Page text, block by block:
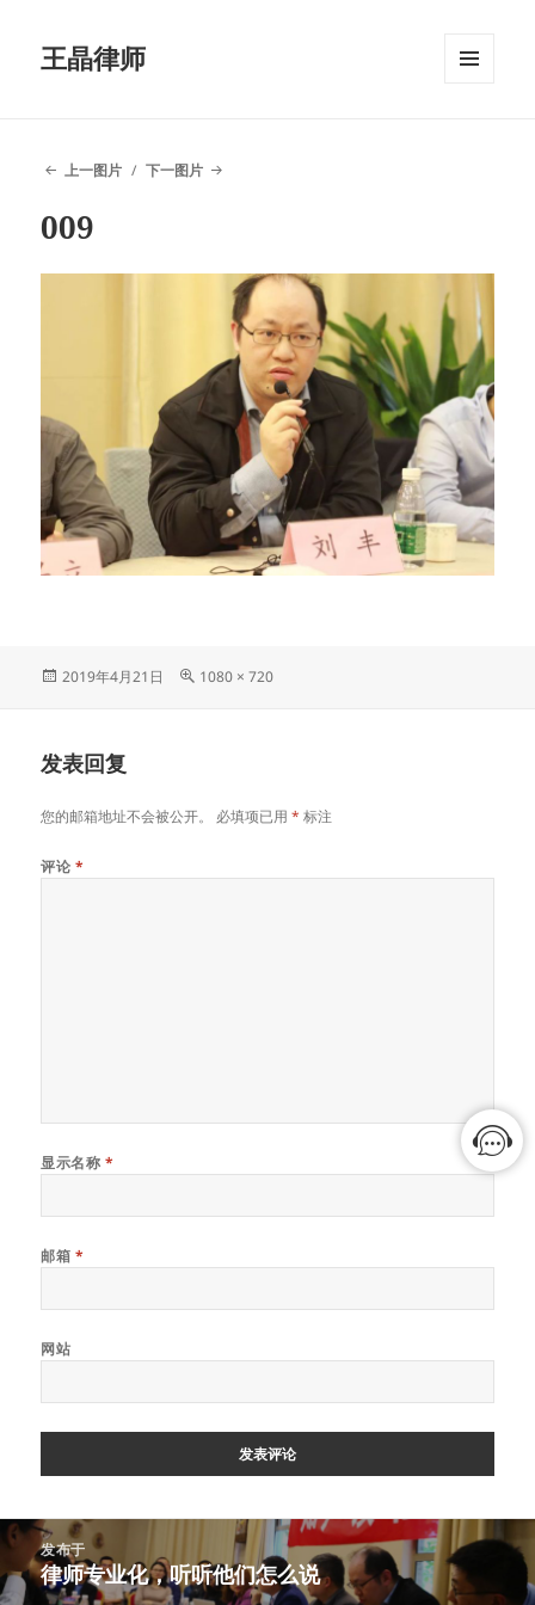
王晶律师
上一图片 下一图片
009
发
2019年4月21日
原
1080 × 720
发表回复
您的邮箱地址不会被公开。 必填项已用* 标注
评论 *
显示名称 *
邮箱 *
网站
文
导
发布于
律师专业化，听听他们怎么说